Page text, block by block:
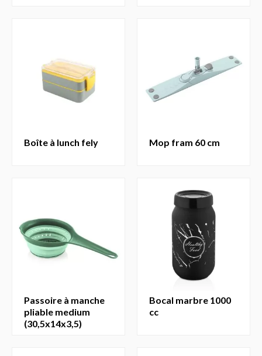
boîte à lunch fely mop fram 60 cm
passoire à manche
pliable medium
(30,5x14x3,5)
bocal marbre 1000
cc